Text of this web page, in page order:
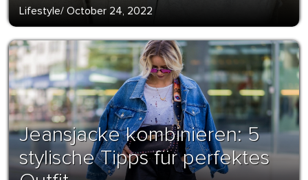
Lifestyle/ October 24, 2022
Jeansjacke kombinieren: 5
stylische Tipps für perfektes